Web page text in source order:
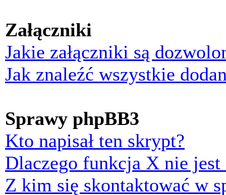
Załączniki
Jakie załączniki są
Jak znaleźć wszystkie
Sprawy phpBB3
Kto napisał ten skrypt?
Dlaczego funkcja X nie jest
Z kim się skontaktować w